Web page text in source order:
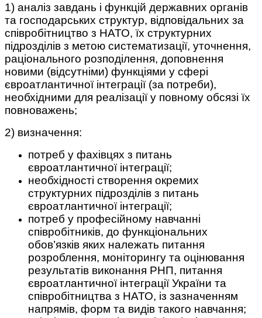
1) аналіз завдань і функцій державних органів
та господарських структур, відповідальних за
співробітництво з НАТО, їх структурних
підрозділів з метою систематизації, уточнення,
раціонального розподілення, доповнення
новими (відсутніми) функціями у сфері
євроатлантичної інтеграції (за потреби),
необхідними для реалізації у повному обсязі їх
повноважень;
2) визначення:
потреб у фахівцях з питань
євроатлантичної інтеграції;
необхідності створення окремих
структурних підрозділів з питань
євроатлантичної інтеграції;
потреб у професійному навчанні
співробітників, до функціональних
обов’язків яких належать питання
розроблення, моніторингу та оцінювання
результатів виконання РНП, питання
євроатлантичної інтеграції України та
співробітництва з НАТО, із зазначенням
напрямів, форм та видів такого навчання;